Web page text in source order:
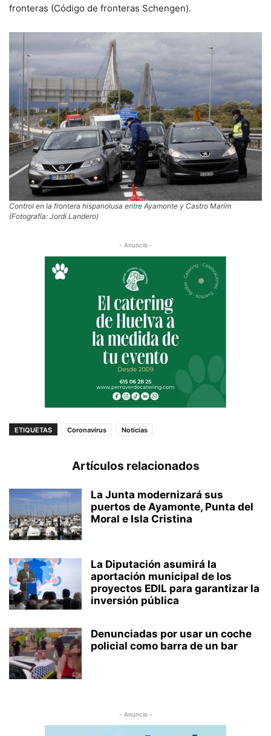
fronteras (Código de fronteras Schengen).
Control en la frontera hispanolusa entre Ayamonte y Castro Marím
(Fotografía: Jordi Landero)
- Anuncio -
ETIQUETAS Coronavirus Noticias
Artículos relacionados
La Junta modernizará sus
puertos de Ayamonte, Punta del
Moral e Isla Cristina
La Diputación asumirá la
aportación municipal de los
proyectos EDIL para garantizar la
inversión pública
Denunciadas por usar un coche
policial como barra de un bar
- Anuncio -